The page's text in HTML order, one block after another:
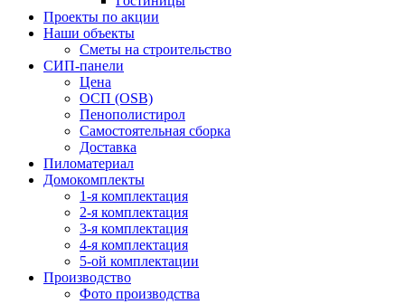
Проекты по акции
Наши объекты
Сметы на строительство
СИП-панели
Цена
ОСП (OSB)
Пенополистирол
Самостоятельная сборка
Доставка
Пиломатериал
Домокомплекты
1-я комплектация
2-я комплектация
3-я комплектация
4-я комплектация
5-ой комплектации
Производство
Фото производства